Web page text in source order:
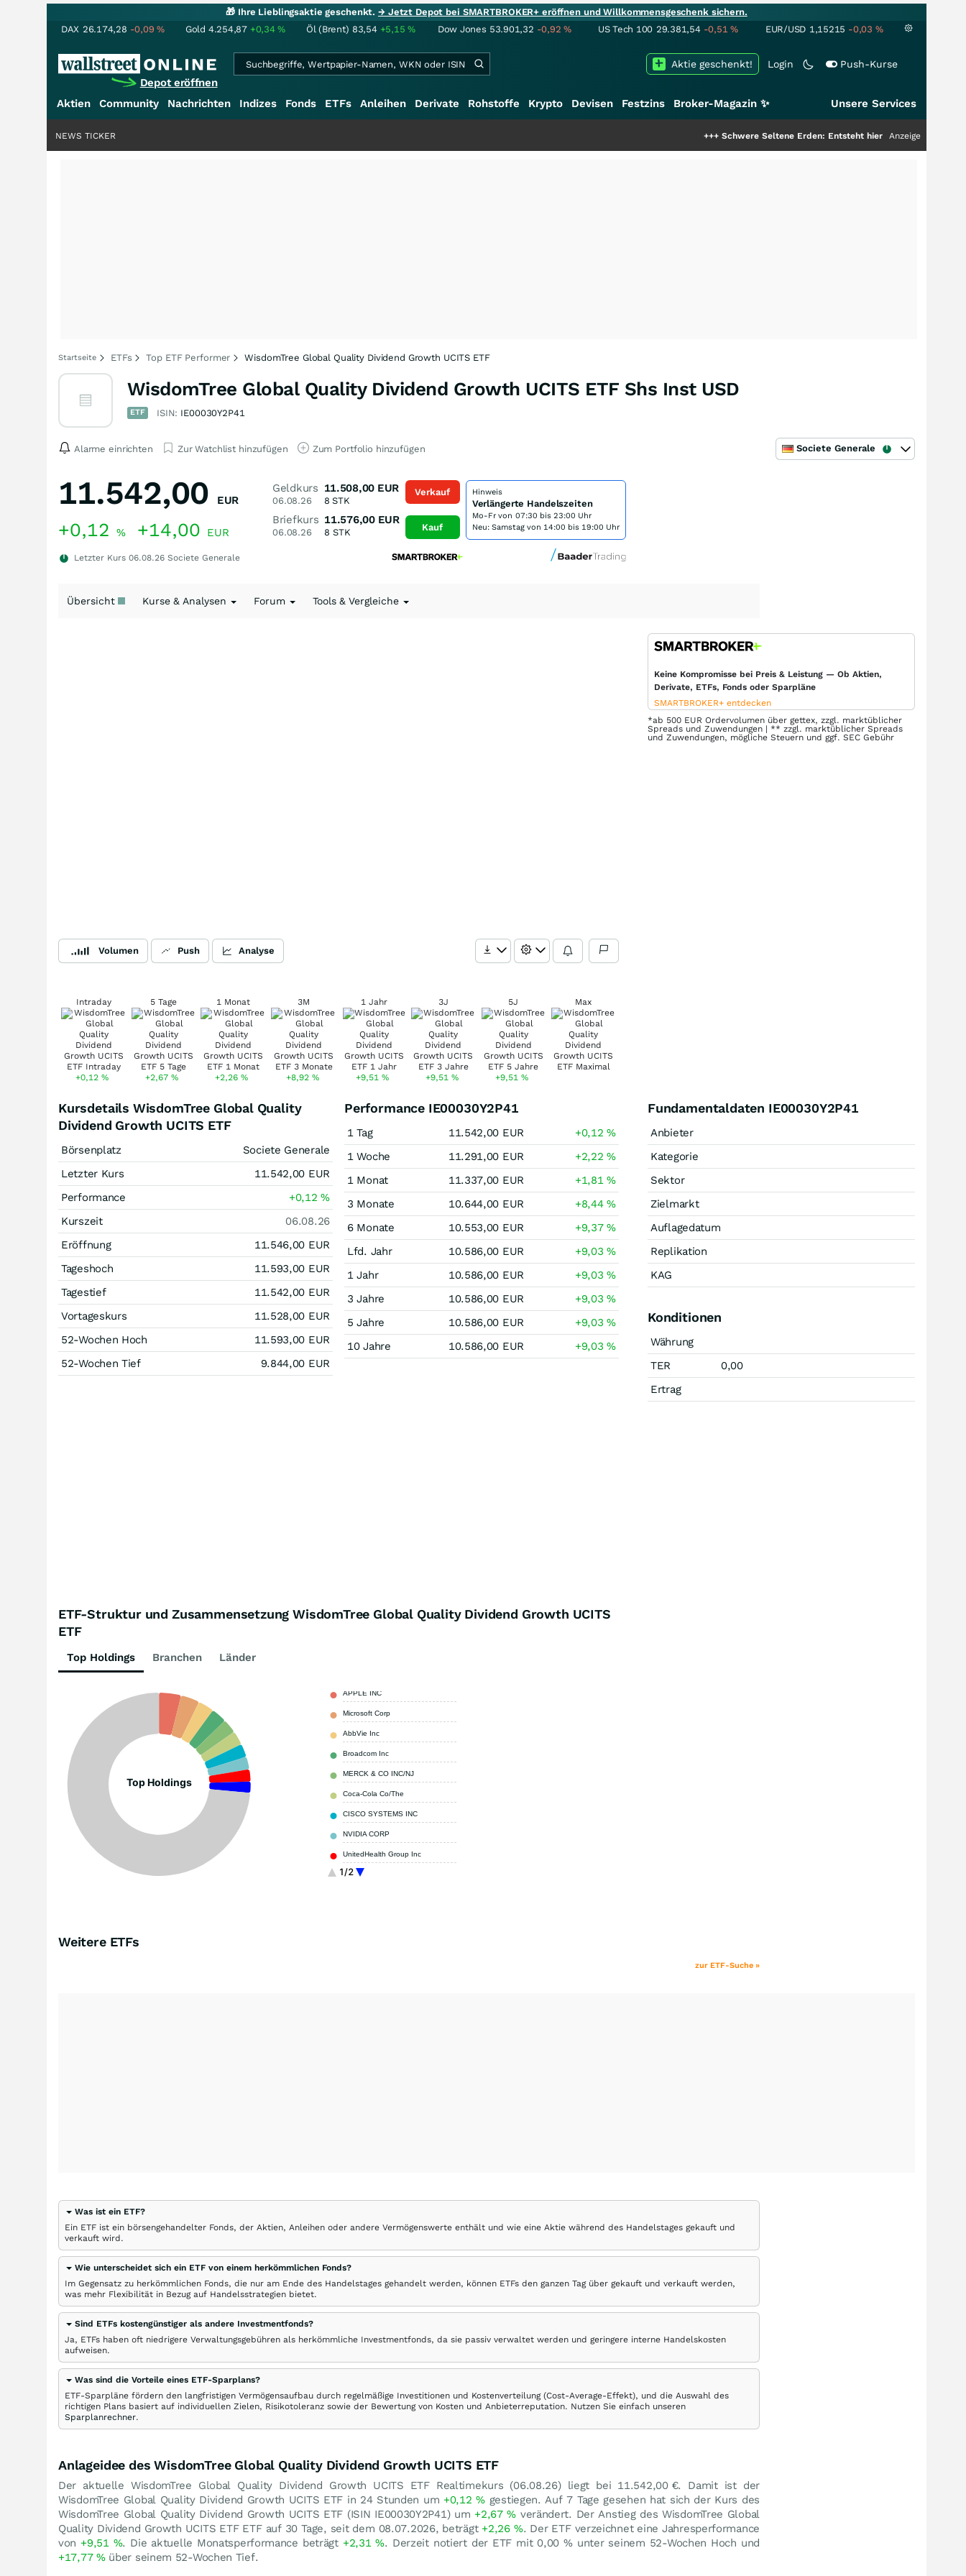
🎁 Ihre Lieblingsaktie geschenkt.→ Jetzt Depot bei SMARTBROKER+ eröffnen und Willkommensgeschenk sichern.
DAX 26.174,28 -0,09% Gold 4.254,87 +0,34% Öl (Brent) 83,54 +5,15% Dow Jones 53.901,32 -0,92% US Tech 100 29.381,54 -0,51% EUR/USD 1,15215 -0,03 %
Depot eröffnen
Login Push-Kurse
Aktie geschenkt!
Aktien Community Nachrichten Indizes Fonds ETFs Anleihen Derivate Rohstoffe Krypto Devisen Festzins Broker-Magazin ✨ Unsere Services
Schwere Seltene Erden: Entsteht hier die nächste Milliardenstory?
Anzeige
NEWS TICKER
Startseite ETFs Top ETF Performer WisdomTree Global Quality Dividend Growth UCITS ETF
WisdomTree Global Quality Dividend Growth UCITS ETF Shs Inst USD
ETF ISIN: IE00030Y2P41
Alarme einrichten Zur Watchlist hinzufügen Zum Portfolio hinzufügen Societe Generale
11.542,00 EUR
+0,12 % +14,00 EUR
Letzter Kurs 06.08.26 Societe Generale
Geldkurs
06.08.26
11.508,00 EUR
8 STK
Briefkurs
06.08.26
11.576,00 EUR
8 STK
Verkauf
Kauf
Hinweis
Verlängerte Handelszeiten
Mo-Fr von 07:30 bis 23:00 Uhr
Neu: Samstag von 14:00 bis 19:00 Uhr
Übersicht Kurse & Analysen Forum Tools & Vergleiche
Volumen Push Analyse
Intraday
+0,12%
5 Tage
+2,67%
1 Monat
+2,26%
3M
+8,92 %
1 Jahr
+9,51%
3J
+9,51 %
5J
+9,51%
Max
Keine Kompromisse bei Preis & Leistung — Ob Aktien,
Derivate, ETFs, Fonds oder Sparpläne
SMARTBROKER+ entdecken
*ab 500 EUR Ordervolumen über gettex, zzgl. marktüblicher
Spreads und Zuwendungen | ** zzgl. marktüblicher Spreads
und Zuwendungen, mögliche Steuern und ggf. SEC Gebühr
Kursdetails WisdomTree Global Quality
Dividend Growth UCITS ETF
Börsenplatz
Societe Generale
Letzter Kurs
11.542,00 EUR
Performance
+0,12%
Kurszeit
06.08.26
Eröffnung
11.546,00 EUR
Tageshoch
11.593,00 EUR
Tagestief
11.542,00 EUR
Vortageskurs
11.528,00 EUR
52-Wochen Hoch
11.593,00 EUR
52-Wochen Tief
9.844,00 EUR
Performance IE00030Y2P41
1 Tag 11.542,00 EUR +0,12%
1 Woche
11.291,00 EUR +2,22%
1 Monat
11.337,00 EUR +1,81%
3 Monate
10.644,00 EUR +8,44%
6 Monate
10.553,00 EUR +9,37%
Lfd. Jahr
10.586,00 EUR +9,03%
1 Jahr
10.586,00 EUR +9,03%
3 Jahre
10.586,00 EUR +9,03%
5 Jahre
10.586,00 EUR +9,03%
10 Jahre
10.586,00 EUR +9,03%
ETF-Struktur und Zusammensetzung WisdomTree Global Quality Dividend Growth UCITS
ETF
Top Holdings Branchen Länder
Top Holdings
1/2
APPLE INC
Microsoft Corp
AbbVie Inc
Broadcom Inc
MERCK & CO INC/NJ
Coca-Cola Co/The
CISCO SYSTEMS INC
NVIDIA CORP
UnitedHealth Group Inc
Toyota Motor Corp
Fundamentaldaten IE00030Y2P41
Anbieter
Kategorie
Sektor
Zielmarkt
Auflagedatum
Replikation
KAG
Konditionen
Währung
TER
0,00
Ertrag
Weitere ETFs
zur ETF-Suche »
Was ist ein ETF?
Ein ETF ist ein börsengehandelter Fonds, der Aktien, Anleihen oder andere Vermögenswerte enthält und wie eine Aktie während des Handelstages gekauft und
verkauft wird.
Wie unterscheidet sich ein ETF von einem herkömmlichen Fonds?
Im Gegensatz zu herkömmlichen Fonds, die nur am Ende des Handelstages gehandelt werden, können ETFs den ganzen Tag über gekauft und verkauft werden,
was mehr Flexibilität in Bezug auf Handelsstrategien bietet.
Sind ETFs kostengünstiger als andere Investmentfonds?
Ja, ETFs haben oft niedrigere Verwaltungsgebühren als herkömmliche Investmentfonds, da sie passiv verwaltet werden und geringere interne Handelskosten
aufweisen.
Was sind die Vorteile eines ETF-Sparplans?
ETF-Sparpläne fördern den langfristigen Vermögensaufbau durch regelmäßige Investitionen und Kostenverteilung (Cost-Average-Effekt), und die Auswahl des
richtigen Plans basiert auf individuellen Zielen, Risikotoleranz sowie der Bewertung von Kosten und Anbieterreputation. Nutzen Sie einfach unseren
Sparplanrechner.
Anlageidee des WisdomTree Global Quality Dividend Growth UCITS ETF
Der aktuelle WisdomTree Global Quality Dividend Growth UCITS ETF Realtimekurs (06.08.26) liegt bei 11.542,00 €. Damit ist der
WisdomTree Global Quality Dividend Growth UCITS ETF in 24 Stunden um +0,12%gestiegen. Auf 7 Tage gesehen hat sich der Kurs des
WisdomTree Global Quality Dividend Growth UCITS ETF (ISIN IE00030Y2P41) um +2,67% verändert. Der Anstieg des WisdomTree Global
Quality Dividend Growth UCITS ETF ETF auf 30 Tage, seit dem 08.07.2026, beträgt +2,26 %. Der ETF verzeichnet eine Jahresperformance
von +9,51 %. Die aktuelle Monatsperformance beträgt +2,31%. Derzeit notiert der ETF mit 0,00%unter seinem 52-Wochen Hoch und
+17,77 %über seinem 52-Wochen Tief.